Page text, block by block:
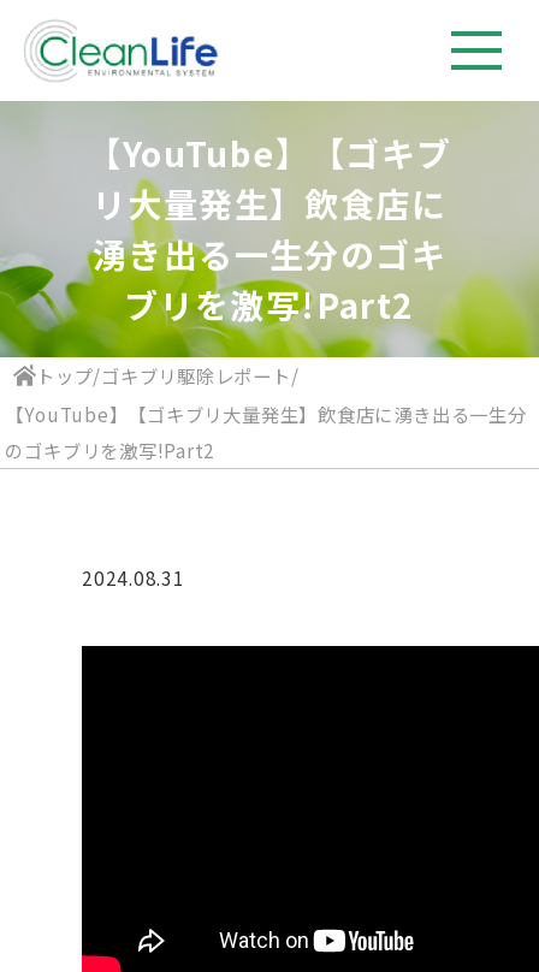
【YouTube】【ゴキブ
リ大量発生】飲食店に
湧き出る一生分のゴキ
ブリを激写!Part2
トップ/ゴキブリ駆除レポート/
【YouTube】【ゴキブリ大量発生】飲食店に湧き出る一生分
のゴキブリを激写!Part2
2024.08.31